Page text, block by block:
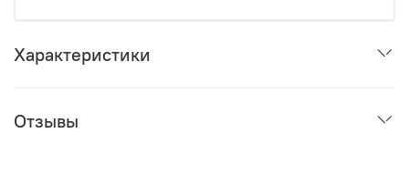
Характеристики
Отзывы